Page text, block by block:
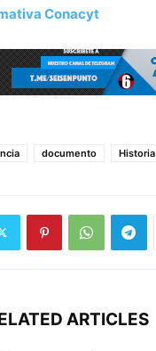
Conacyt
documento Historia
ARTICLES